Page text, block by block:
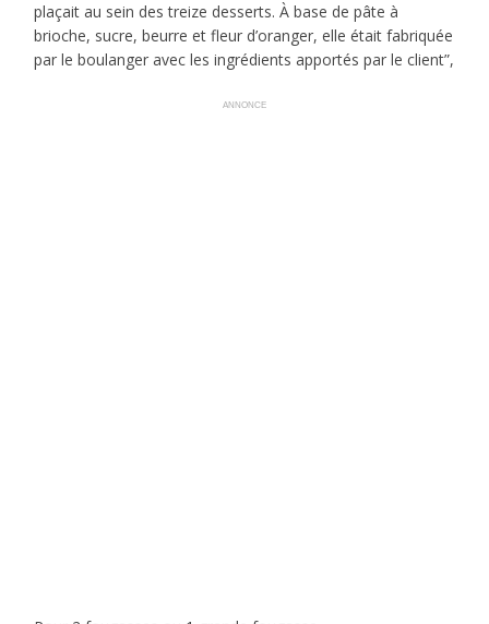
plaçait au sein des treize desserts. À base de pâte à
brioche, sucre, beurre et fleur d’oranger, elle était fabriquée
par le boulanger avec les ingrédients apportés par le client”,
ANNONCE